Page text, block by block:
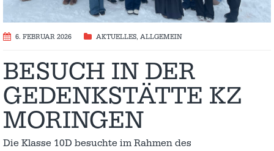
6. FEBRUAR 2026 AKTUELLES, ALLGEMEIN
BESUCH IN DER
GEDENKSTÄTTE KZ
MORINGEN
Die Klasse 10D besuchte im Rahmen des